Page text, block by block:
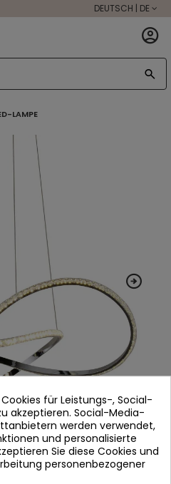
DEUTSCH | DE
LAMPE
für Leistungs-, Social-
akzeptieren. Social-Media-
werden verwendet,
und personalisierte
Sie diese Cookies und
personenbezogener